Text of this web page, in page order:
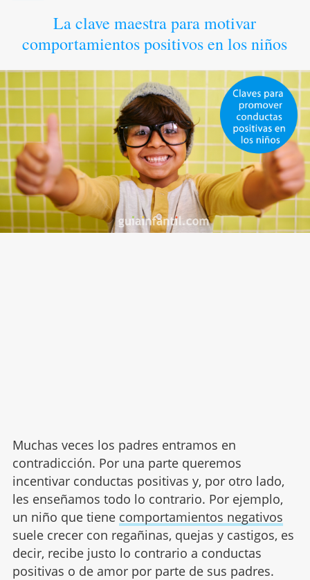
La clave maestra para motivar
comportamientos positivos en los niños
Muchas veces los padres entramos en
contradicción. Por una parte queremos
incentivar conductas positivas y, por otro lado,
les enseñamos todo lo contrario. Por ejemplo,
un niño que tiene comportamientos negativos
suele crecer con regañinas, quejas y castigos, es
decir, recibe justo lo contrario a conductas
positivas o de amor por parte de sus padres.